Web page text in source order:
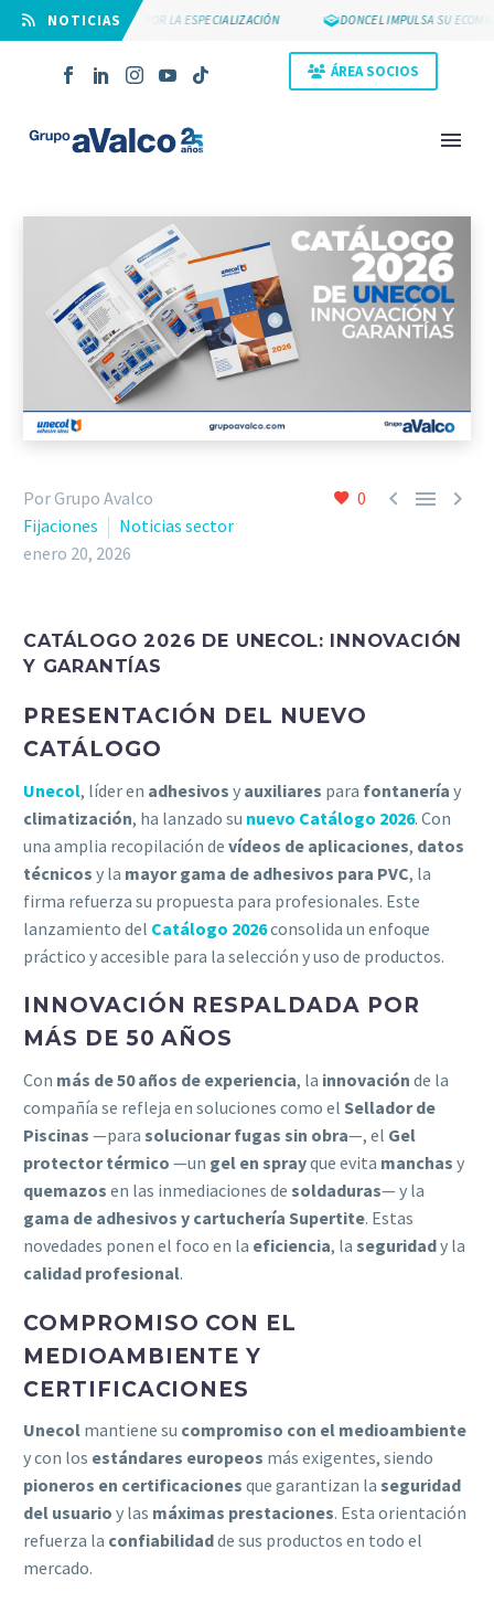
⠀NOTICIAS
SUYCAL 2000 APUESTA POR LA ESPECIALIZACIÓN DONCEL IMPULSA SU
ÁREA SOCIOS
0   
Por Grupo Avalco
Fijaciones
Noticias sector
enero 20, 2026
CATÁLOGO 2026 DE UNECOL: INNOVACIÓN
Y GARANTÍAS
PRESENTACIÓN DEL NUEVO
CATÁLOGO
Unecol, líder en adhesivos y auxiliares para fontanería y
climatización, ha lanzado su nuevo Catálogo 2026. Con
una amplia recopilación de vídeos de aplicaciones, datos
técnicos y la mayor gama de adhesivos para PVC, la
firma refuerza su propuesta para profesionales. Este
lanzamiento del Catálogo 2026consolida un enfoque
práctico y accesible para la selección y uso de productos.
INNOVACIÓN RESPALDADA POR
MÁS DE 50 AÑOS
Con más de 50 años de experiencia, la innovación de la
compañía se refleja en soluciones como el Sellador de
Piscinas —para solucionar fugas sin obra—, el Gel
protector térmico —un gel en sprayque evita manchas y
quemazos en las inmediaciones de soldaduras— y la
gama de adhesivos y cartuchería Supertite. Estas
novedades ponen el foco en la eficiencia, la seguridady la
calidad profesional.
COMPROMISO CON EL
MEDIOAMBIENTE Y
CERTIFICACIONES
Unecol mantiene su compromiso con el medioambiente
y con los estándares europeos más exigentes, siendo
pioneros en certificaciones que garantizan la seguridad
del usuario y las máximas prestaciones. Esta orientación
refuerza la confiabilidadde sus productos en todo el
mercado.